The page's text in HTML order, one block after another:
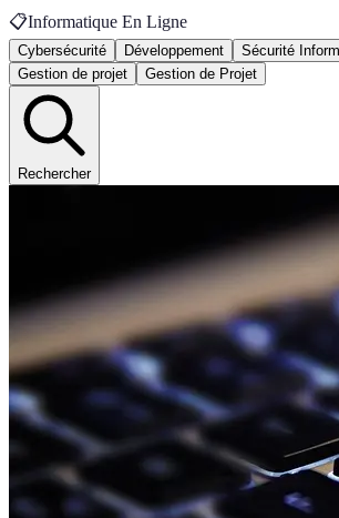
📋Informatique En Ligne
Cybersécurité Développement
Sécurité
Gestion de projet
Gestion de Projet
Rechercher